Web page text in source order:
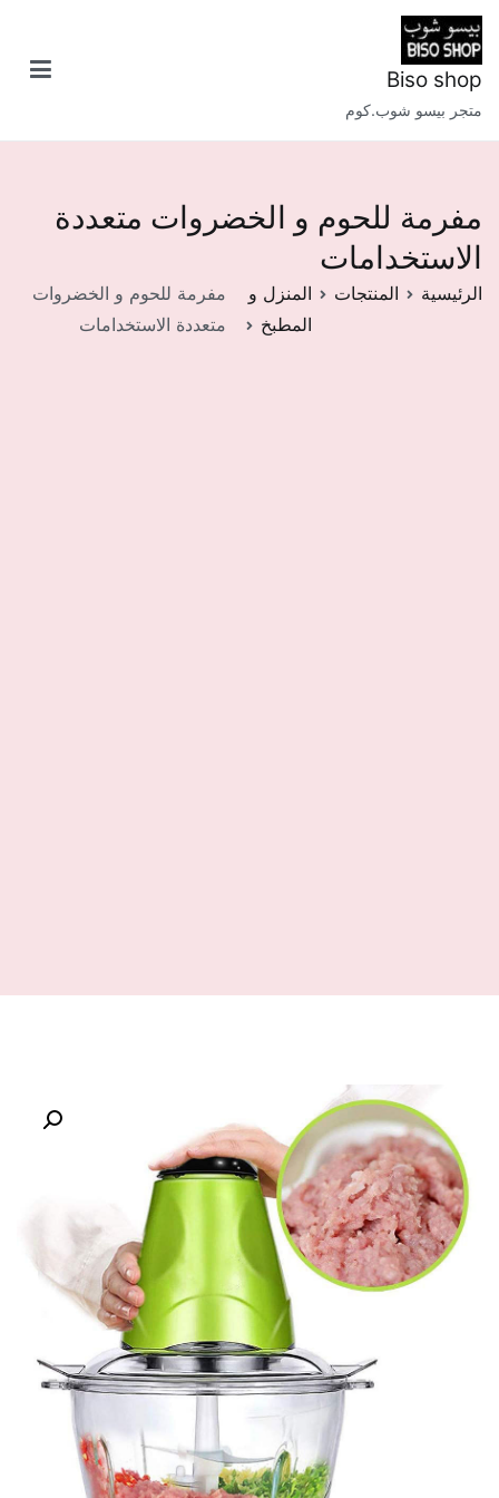
تخطى
إلى
المحتوى
Biso shop
متجر بيسو شوب.كوم
مفرمة للحوم و الخضروات متعددة
الاستخدامات
الرئيسية المنتجات
المنزل و
المطبخ
مفرمة للحوم و الخضروات
متعددة الاستخدامات